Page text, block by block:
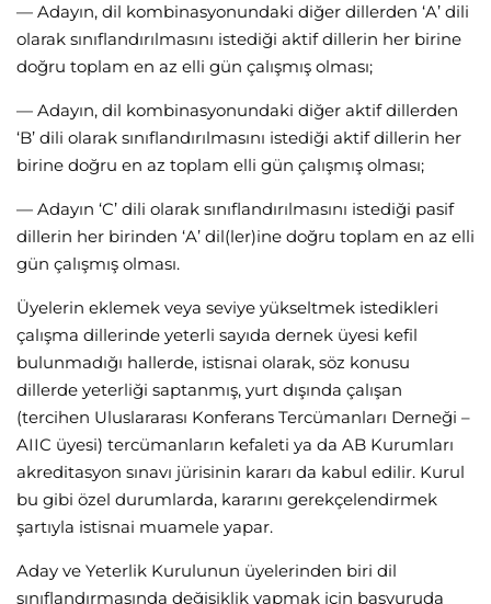
— Adayın, dil kombinasyonundaki diğer dillerden ‘A’ dili
olarak sınıflandırılmasını istediği aktif dillerin her birine
doğru toplam en az elli gün çalışmış olması;
— Adayın, dil kombinasyonundaki diğer aktif dillerden
‘B’ dili olarak sınıflandırılmasını istediği aktif dillerin her
birine doğru en az toplam elli gün çalışmış olması;
— Adayın ‘C’ dili olarak sınıflandırılmasını istediği pasif
dillerin her birinden ‘A’ dil(ler)ine doğru toplam en az elli
gün çalışmış olması.
Üyelerin eklemek veya seviye yükseltmek istedikleri
çalışma dillerinde yeterli sayıda dernek üyesi kefil
bulunmadığı hallerde, istisnai olarak, söz konusu
dillerde yeterliği saptanmış, yurt dışında çalışan
(tercihen Uluslararası Konferans Tercümanları Derneği –
AIIC üyesi) tercümanların kefaleti ya da AB Kurumları
akreditasyon sınavı jürisinin kararı da kabul edilir. Kurul
bu gibi özel durumlarda, kararını gerekçelendirmek
şartıyla istisnai muamele yapar.
Aday ve Yeterlik Kurulunun üyelerinden biri dil
sınıflandırmasında değişiklik yapmak için başvuruda